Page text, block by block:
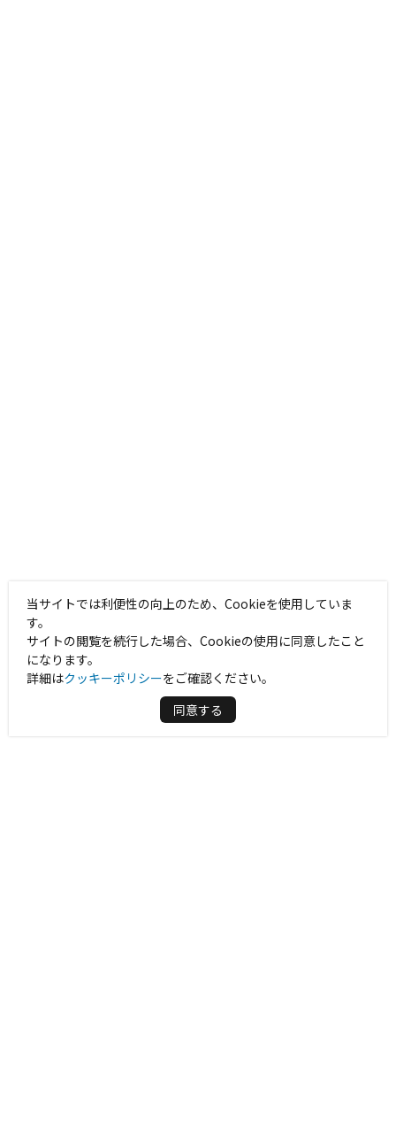
当サイトでは利便性の向上のため、Cookieを使用していま
す。
サイトの閲覧を続行した場合、Cookieの使用に同意したこと
になります。
詳細はクッキーポリシーをご確認ください。
同意する